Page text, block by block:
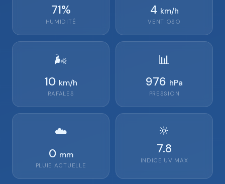
71%
HUMIDITÉ
4 km/h
VENT OSO
🌬️
10 km/h
RAFALES
📊
976 hPa
PRESSION
☁️
0 mm
PLUIE ACTUELLE
🔆
7.8
INDICE UV MAX